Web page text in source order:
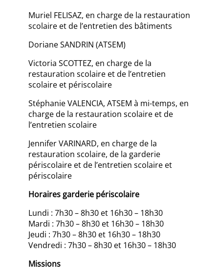
Muriel FELISAZ, en charge de la restauration
scolaire et de l’entretien des bâtiments
Doriane SANDRIN (ATSEM)
Victoria SCOTTEZ, en charge de la
restauration scolaire et de l’entretien
scolaire et périscolaire
Stéphanie VALENCIA, ATSEM à mi-temps, en
charge de la restauration scolaire et de
l’entretien scolaire
Jennifer VARINARD, en charge de la
restauration scolaire, de la garderie
périscolaire et de l’entretien scolaire et
périscolaire
Horaires garderie périscolaire
Lundi : 7h30 – 8h30 et 16h30 – 18h30
Mardi : 7h30 – 8h30 et 16h30 – 18h30
Jeudi : 7h30 – 8h30 et 16h30 – 18h30
Vendredi : 7h30 – 8h30 et 16h30 – 18h30
Missions